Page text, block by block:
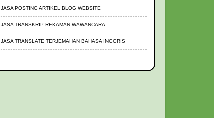
JASA POSTING ARTIKEL BLOG WEBSITE
JASA TRANSKRIP REKAMAN WAWANCARA
JASA TRANSLATE TERJEMAHAN BAHASA INGGRIS